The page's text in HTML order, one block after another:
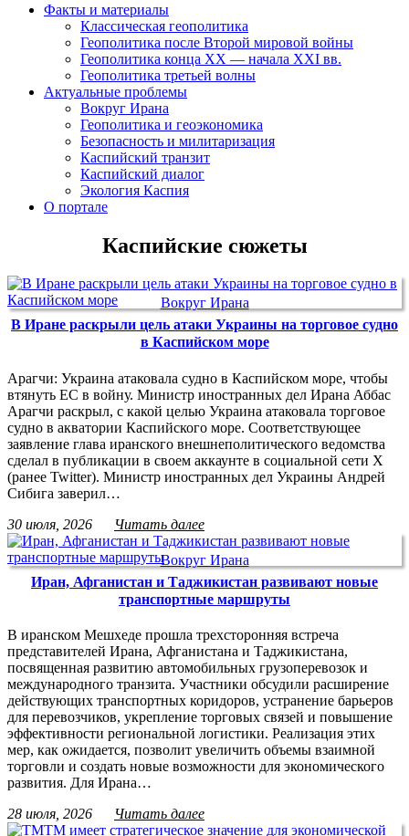
Факты и материалы
Классическая геополитика
Геополитика после Второй мировой войны
Геополитика конца XX — начала XXI вв.
Геополитика третьей волны
Актуальные проблемы
Вокруг Ирана
Геополитика и геоэкономика
Безопасность и милитаризация
Каспийский транзит
Каспийский диалог
Экология Каспия
О портале
Каспийские сюжеты
Вокруг Ирана
В Иране раскрыли цель атаки Украины на торговое судно
в Каспийском море
Арагчи: Украина атаковала судно в Каспийском море, чтобы
втянуть ЕС в войну. Министр иностранных дел Ирана Аббас
Арагчи раскрыл, с какой целью Украина атаковала торговое
судно в акватории Каспийского море. Соответствующее
заявление глава иранского внешнеполитического ведомства
сделал в публикации в своем аккаунте в социальной сети X
(ранее Twitter). Министр иностранных дел Украины Андрей
Сибига заверил…
30 июля, 2026
Читать далее
Вокруг Ирана
Иран, Афганистан и Таджикистан развивают новые
транспортные маршруты
В иранском Мешхеде прошла трехсторонняя встреча
представителей Ирана, Афганистана и Таджикистана,
посвященная развитию автомобильных грузоперевозок и
международного транзита. Участники обсудили расширение
действующих транспортных коридоров, устранение барьеров
для перевозчиков, укрепление торговых связей и повышение
эффективности региональной логистики. Реализация этих
мер, как ожидается, позволит увеличить объемы взаимной
торговли и создать новые возможности для экономического
развития. Для Ирана…
28 июля, 2026
Читать далее